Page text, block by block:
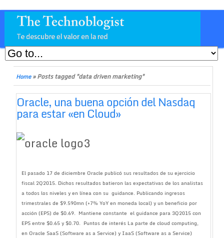
Home»Posts tagged "data driven marketing"
Oracle, una buena opción del Nasdaq
para estar «en Cloud»
El pasado 17 de diciembre Oracle publicó sus resultados de su ejercicio
fiscal 2Q2015. Dichos resultados batieron las expectativas de los analistas
a todos los niveles y en línea con su guidance. Publicando ingresos
trimestrales de $9.590mn (+7% YoY en moneda local) y un beneficio por
acción (EPS) de $0.69. Mantiene constante el guidance para 3Q2015 con
EPS entre $0.65 y $0.70. Puntos de interés La parte de cloud computing,
en Oracle SaaS (Software as a Service) y IaaS (Software as a Service)